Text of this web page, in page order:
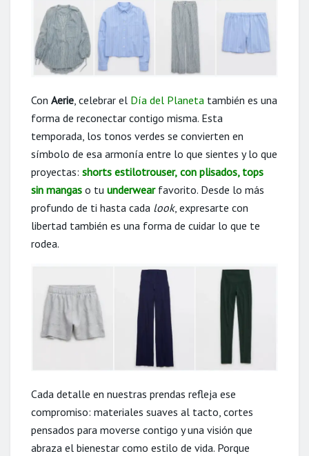
Con Aerie , celebrar el Día del Planeta también es una
forma de reconectar contigo misma. Esta
temporada, los tonos verdes se convierten en
símbolo de esa armonía entre lo que sientes y lo que
proyectas: shorts estilotrouser, con plisados, tops
sin mangas o tu underwearfavorito. Desde lo más
profundo de ti hasta cada look, expresarte con
libertad también es una forma de cuidar lo que te
rodea.
Cada detalle en nuestras prendas refleja ese
compromiso: materiales suaves al tacto, cortes
pensados para moverse contigo y una visión que
abraza el bienestar como estilo de vida. Porque